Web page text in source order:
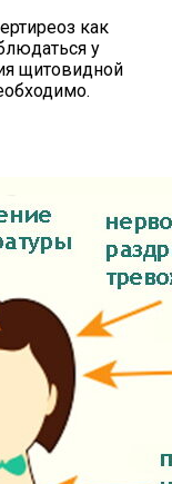
как
у
щитовидной